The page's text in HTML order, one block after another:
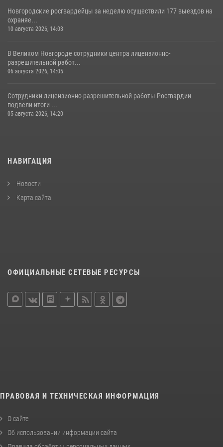
Новгородские росгвардейцы за неделю осуществили 177 выездов на
охраняе...
10 августа 2026, 14:03
В Великом Новгороде сотрудники центра лицензионно-
разрешительной работ...
06 августа 2026, 14:05
Сотрудники лицензионно-разрешительной работы Росгвардии
подвели итоги ...
05 августа 2026, 14:20
НАВИГАЦИЯ
Новости
Карта сайта
ОФИЦИАЛЬНЫЕ СЕТЕВЫЕ РЕСУРСЫ
ПРАВОВАЯ И ТЕХНИЧЕСКАЯ ИНФОРМАЦИЯ
О сайте
Об использовании информации сайта